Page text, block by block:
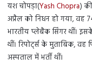
यश चोपड़ा(Yash Chopra)
अप्रैल को निधन हो गया, वह
भारतीय प्लेबैक सिंगर थीं।
थीं। रिपोर्ट्स के मुताबिक,
अस्पताल में भर्ती थीं।